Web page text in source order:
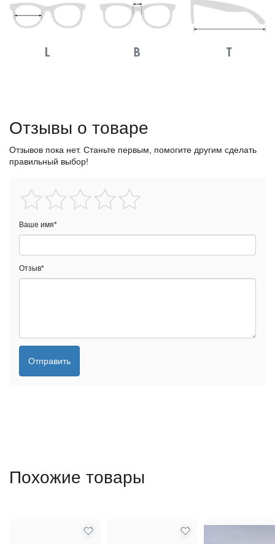
Отзывы о товаре
Отзывов пока нет. Станьте первым, помогите другим сделать
правильный выбор!
Ваше имя*
Отзыв*
Отправить
Похожие товары